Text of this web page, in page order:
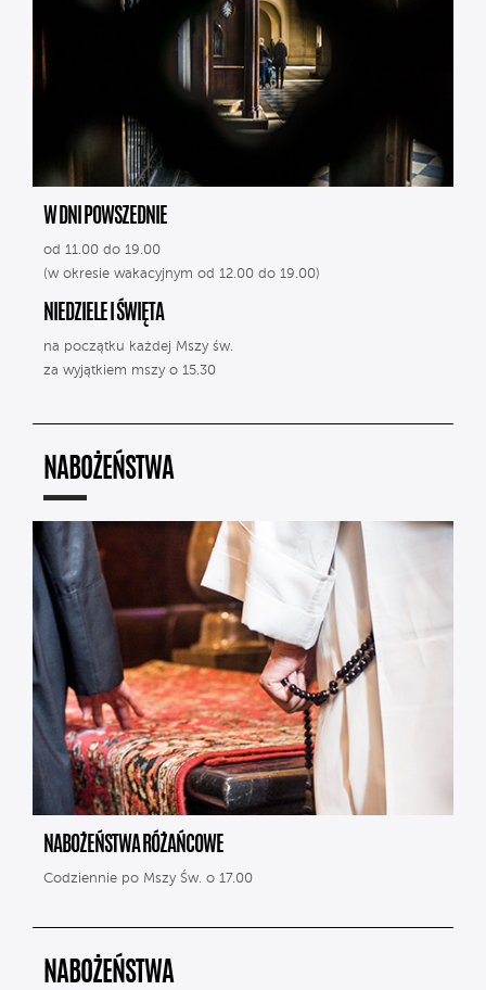
W DNI POWSZEDNIE
od 11.00 do 19.00
(w okresie wakacyjnym od 12.00 do 19.00)
NIEDZIELE I ŚWIĘTA
na początku każdej Mszy św.
za wyjątkiem mszy o 15.30
NABOŻEŃSTWA
NABOŻEŃSTWA RÓŻAŃCOWE
Codziennie po Mszy Św. o 17.00
NABOŻEŃSTWA